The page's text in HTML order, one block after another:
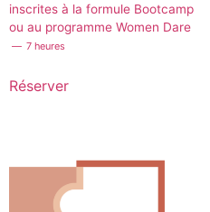
inscrites à la formule Bootcamp
ou au programme Women Dare
7 heures
Réserver